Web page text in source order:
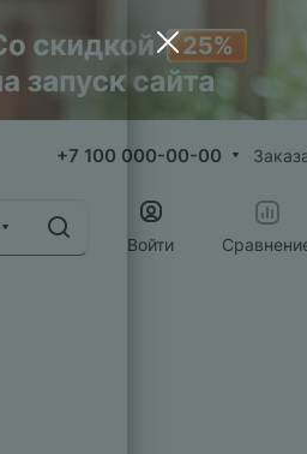
+7 100 000-00-00
Войти